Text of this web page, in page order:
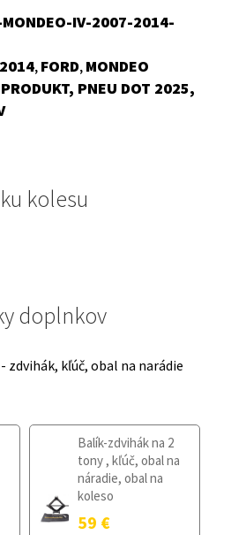
€.
MONDEO-IV-2007-2014-
, FORD, MONDEO
PNEU DOT 2025,
kolesu
doplnkov
zdvihák, kľúč, obal na narádie
Balík-zdvihák na 2
tony , kľúč, obal na
náradie, obal na
koleso
59 €